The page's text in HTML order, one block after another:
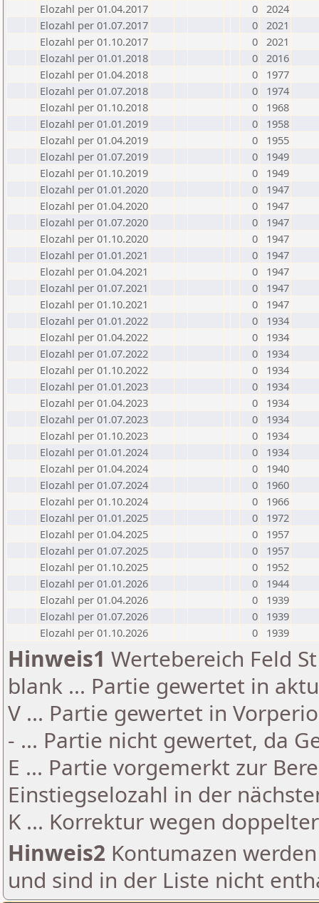
Elozahl per 01.04.2017
0 2024
Elozahl per 01.07.2017
0 2021
Elozahl per 01.10.2017
0 2021
Elozahl per 01.01.2018
0 2016
Elozahl per 01.04.2018
0
1977
Elozahl per 01.07.2018
0
1974
Elozahl per 01.10.2018
0
1968
Elozahl per 01.01.2019
0
1958
Elozahl per 01.04.2019
0
1955
Elozahl per 01.07.2019
0
1949
Elozahl per 01.10.2019
0
1949
Elozahl per 01.01.2020
0
1947
Elozahl per 01.04.2020
0
1947
Elozahl per 01.07.2020
0
1947
Elozahl per 01.10.2020
0
1947
Elozahl per 01.01.2021
0
1947
Elozahl per 01.04.2021
0
1947
Elozahl per 01.07.2021
0
1947
Elozahl per 01.10.2021
0
1947
Elozahl per 01.01.2022
0
1934
Elozahl per 01.04.2022
0
1934
Elozahl per 01.07.2022
0
1934
Elozahl per 01.10.2022
0
1934
Elozahl per 01.01.2023
0
1934
Elozahl per 01.04.2023
0
1934
Elozahl per 01.07.2023
0
1934
Elozahl per 01.10.2023
0
1934
Elozahl per 01.01.2024
0
1934
Elozahl per 01.04.2024
0
1940
Elozahl per 01.07.2024
0
1960
Elozahl per 01.10.2024
0
1966
Elozahl per 01.01.2025
0
1972
Elozahl per 01.04.2025
0
1957
Elozahl per 01.07.2025
0
1957
Elozahl per 01.10.2025
0
1952
Elozahl per 01.01.2026
0
1944
Elozahl per 01.04.2026
0
1939
Elozahl per 01.07.2026
0
1939
Elozahl per 01.10.2026
0 1939
Hinweis1 Wertebereich Feld
blank ... Partie gewertet in
V ... Partie gewertet in
- ... Partie nicht gewertet, da
E ... Partie vorgemerkt zur
Einstiegselozahl in der
K ... Korrektur wegen
Hinweis2 Kontumazen
und sind in der Liste nicht